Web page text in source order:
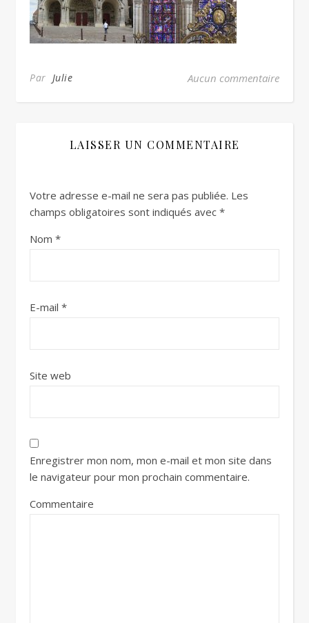
Par Julie Aucun commentaire
LAISSER UN COMMENTAIRE
Votre adresse e-mail ne sera pas publiée. Les
champs obligatoires sont indiqués avec *
Nom *
E-mail *
Site web
Enregistrer mon nom, mon e-mail et mon site dans
le navigateur pour mon prochain commentaire.
Commentaire